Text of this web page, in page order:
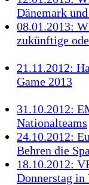
Dänemark
08.01.2013:
zukünftige
21.11.2012:
Game 2013
31.10.2012:
Nationalteams
24.10.2012:
Behren die
18.10.2012:
Donnerstag in